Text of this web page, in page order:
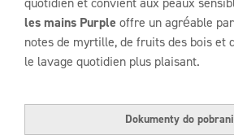
les mains Purple offre un agréable
notes de myrtille, de fruits des bois et
le lavage quotidien plus plaisant.
Dokumenty do